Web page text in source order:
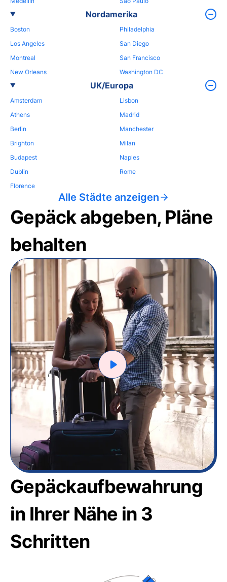
Nordamerika
Boston
Los Angeles
Montreal
New Orleans
Philadelphia
San Diego
San Francisco
Washington DC
UK/Europa
Amsterdam
Athens
Berlin
Brighton
Budapest
Dublin
Florence
Lisbon
Madrid
Manchester
Milan
Naples
Rome
Alle Städte anzeigen
Gepäck abgeben, Pläne
behalten
Gepäckaufbewahrung
in Ihrer Nähe in 3
Schritten